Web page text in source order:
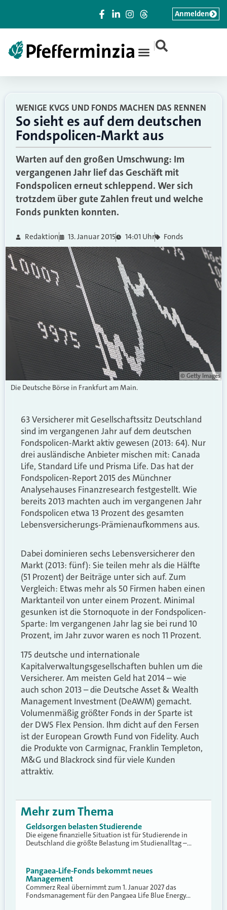
|
Anmelden
WENIGE KVGS UND FONDS MACHEN DAS RENNEN
So sieht es auf dem deutschen
Fondspolicen-Markt aus
Warten auf den großen Umschwung: Im
vergangenen Jahr lief das Geschäft mit
Fondspolicen erneut schleppend. Wer sich
trotzdem über gute Zahlen freut und welche
Fonds punkten konnten.
Redaktion 13. Januar 2015 14:01 Uhr Fonds
© Getty Images
Die Deutsche Börse in Frankfurt am Main.
63 Versicherer mit Gesellschaftssitz Deutschland
sind im vergangenen Jahr auf dem deutschen
Fondspolicen-Markt aktiv gewesen (2013: 64). Nur
drei ausländische Anbieter mischen mit: Canada
Life, Standard Life und Prisma Life. Das hat der
Fondspolicen-Report 2015 des Münchner
Analysehauses Finanzresearch festgestellt. Wie
bereits 2013 machten auch im vergangenen Jahr
Fondspolicen etwa 13 Prozent des gesamten
Lebensversicherungs-Prämienaufkommens aus.
Dabei dominieren sechs Lebensversicherer den
Markt (2013: fünf): Sie teilen mehr als die Hälfte
(51 Prozent) der Beiträge unter sich auf. Zum
Vergleich: Etwas mehr als 50 Firmen haben einen
Marktanteil von unter einem Prozent. Minimal
gesunken ist die Stornoquote in der Fondspolicen-
Sparte: Im vergangenen Jahr lag sie bei rund 10
Prozent, im Jahr zuvor waren es noch 11 Prozent.
175 deutsche und internationale
Kapitalverwaltungsgesellschaften buhlen um die
Versicherer. Am meisten Geld hat 2014 – wie
auch schon 2013 – die Deutsche Asset & Wealth
Management Investment (DeAWM) gemacht.
Volumenmäßig größter Fonds in der Sparte ist
der DWS Flex Pension. Ihm dicht auf den Fersen
ist der European Growth Fund von Fidelity. Auch
die Produkte von Carmignac, Franklin Templeton,
M&G und Blackrock sind für viele Kunden
attraktiv.
Mehr zum Thema
Geldsorgen belasten Studierende
Die eigene finanzielle Situation ist für Studierende in
Deutschland die größte Belastung im Studienalltag –…
Pangaea-Life-Fonds bekommt neues
Management
Commerz Real übernimmt zum 1. Januar 2027 das
Fondsmanagement für den Pangaea Life Blue Energy…